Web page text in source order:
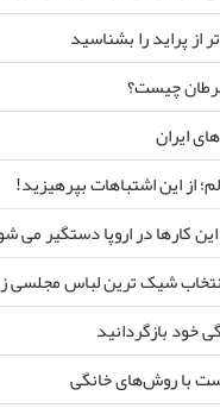
چیست؟
ایران
از این اشتباهات بپرهیزید!
کارها در اروپا دستگیر می
شیک ترین لباس مجلسی
خود بازگردانید
با روش‌های خانگی